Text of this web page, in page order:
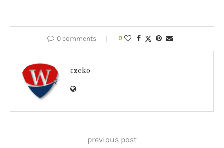
0 comments 0
czeko
previous post